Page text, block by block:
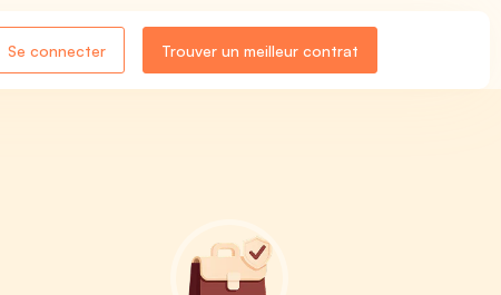
Se connecter Trouver un meilleur contrat